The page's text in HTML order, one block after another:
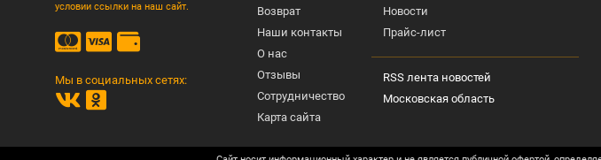
условии ссылки на наш сайт.
Мы в социальных сетях:
Возврат
Наши контакты
О нас
Отзывы
Сотрудничество
Карта сайта
Новости
Прайс-лист
RSS лента новостей
Московская область